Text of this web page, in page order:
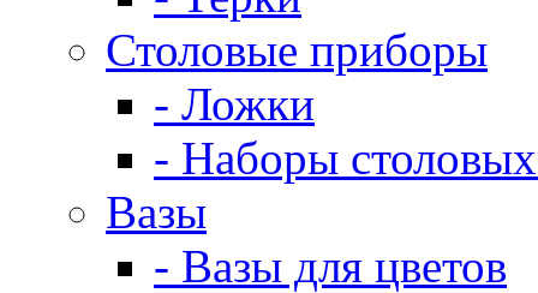
Столовые приборы
- Ложки
- Наборы
Вазы
- Вазы для цветов